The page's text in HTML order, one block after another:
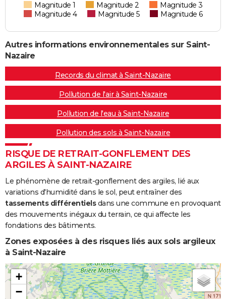
Magnitude 1 Magnitude 2
Magnitude 3
Magnitude 4
Magnitude 5 Magnitude 6
Autres informations environnementales sur Saint-
Nazaire
Records du climat à Saint-Nazaire
Pollution de l'air à Saint-Nazaire
Pollution de l'eau à Saint-Nazaire
Pollution des sols à Saint-Nazaire
RISQUE DE RETRAIT-GONFLEMENT DES
ARGILES À SAINT-NAZAIRE
Le phénomène de retrait-gonflement des argiles, lié aux
variations d'humidité dans le sol, peut entraîner des
tassements différentielsdans une commune en provoquant
des mouvements inégaux du terrain, ce qui affecte les
fondations des bâtiments.
Zones exposées à des risques liés aux sols argileux
à Saint-Nazaire
+
−